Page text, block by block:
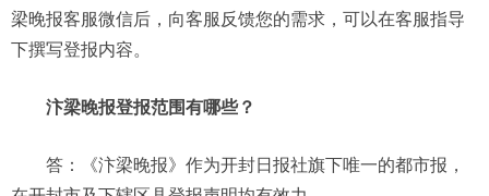
梁晚报客服微信后，向客服反馈您的需求，可以在客服指导
下撰写登报内容。
汴梁晚报登报范围有哪些？
答：《汴梁晚报》作为开封日报社旗下唯一的都市报，